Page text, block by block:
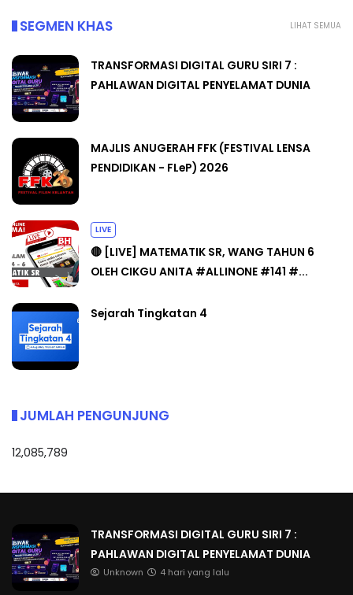
LIHAT SEMUA
SEGMEN KHAS
TRANSFORMASI DIGITAL GURU SIRI 7 :
PAHLAWAN DIGITAL PENYELAMAT DUNIA
MAJLIS ANUGERAH FFK (FESTIVAL LENSA
PENDIDIKAN - FLeP) 2026
LIVE
🔴 [LIVE] MATEMATIK SR, WANG TAHUN 6
OLEH CIKGU ANITA #ALLINONE #141 #...
Sejarah Tingkatan 4
JUMLAH PENGUNJUNG
12,085,789
TRANSFORMASI DIGITAL GURU SIRI 7 :
PAHLAWAN DIGITAL PENYELAMAT DUNIA
Unknown 4 hari yang lalu